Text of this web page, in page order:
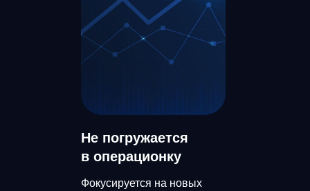
Не погружается
в операционку
Фокусируется на новых